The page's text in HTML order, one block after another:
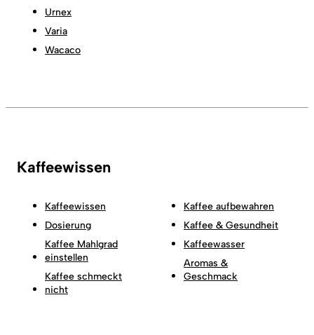
Urnex
Varia
Wacaco
Kaffeewissen
Kaffeewissen
Dosierung
Kaffee Mahlgrad
einstellen
Kaffee schmeckt
nicht
Kaffee aufbewahren
Kaffee & Gesundheit
Kaffeewasser
Aromas &
Geschmack